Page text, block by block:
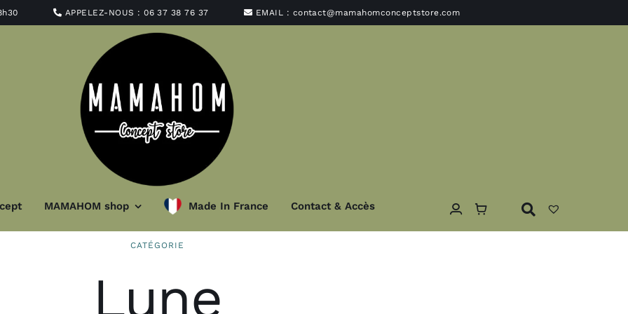
APPELEZ-NOUS :06 37 38 76 37 EMAIL : contact@mamahomconceptstore.com
MAMAHOM shop
Vaisselle
Made In France Contact & Accès
CATÉGORIE
Lune